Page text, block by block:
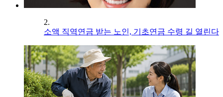
2.
소액 직역연금 받는 노인, 기초연금 수령 길 열린다